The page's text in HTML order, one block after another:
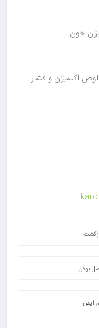
خون
اکسیژن و فشار
بودن
ایمن